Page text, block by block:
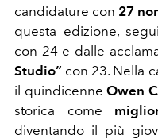
candidature con 27
questa edizione,
con 24 e dalle
Studio” con 23. Nella
il quindicenneOwen
storica come
diventando il più